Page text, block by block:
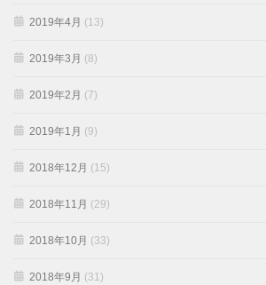
2019年4月 (13)
2019年3月 (8)
2019年2月 (7)
2019年1月 (9)
2018年12月 (15)
2018年11月 (29)
2018年10月 (33)
2018年9月 (31)